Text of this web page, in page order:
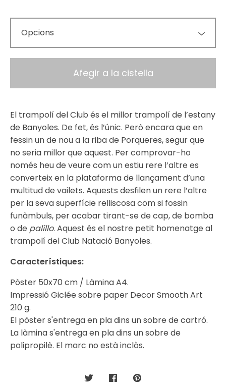
Afegir a la cistella
El trampolí del Club és el millor trampolí de l’estany
de Banyoles. De fet, és l’únic. Però encara que en
fessin un de nou a la riba de Porqueres, segur que
no seria millor que aquest. Per comprovar-ho
només heu de veure com un estiu rere l’altre es
converteix en la plataforma de llançament d’una
multitud de vailets. Aquests desfilen un rere l’altre
per la seva superfície relliscosa com si fossin
funàmbuls, per acabar tirant-se de cap, de bomba
o de palillo. Aquest és el nostre petit homenatge al
trampolí del Club Natació Banyoles.
Característiques:
Pòster 50x70 cm / Làmina A4.
Impressió Giclée sobre paper Decor Smooth Art
210 g.
El pòster s'entrega en pla dins un sobre de cartró.
La làmina s'entrega en pla dins un sobre de
polipropilè. El marc no està inclòs.